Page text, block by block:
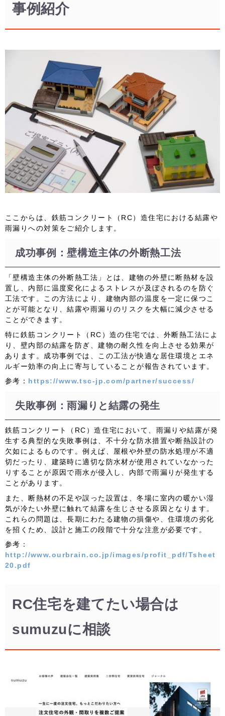
事例紹介
ここからは、鉄筋コンクリート（RC）造住宅における結露や
雨漏りへの対策をご紹介します。
成功事例：壁構造主体の外断熱工法
「壁構造主体の外断熱工法」とは、建物の外壁に断熱材を設
置し、内部に温度変化によるストレスが及ぼされるのを防ぐ
工法です。この方法により、建物内部の温度を一定に保つこ
とが可能となり、結露や雨漏りのリスクを大幅に減少させる
ことができます。
特に鉄筋コンクリート（RC）造の住宅では、外断熱工法によ
り、壁内部の結露を防ぎ、建物の耐久性を向上させる効果が
あります。成功事例では、この工法が快適な居住環境とエネ
ルギー効率の向上に寄与していることが報告されています。
参考： https://www.tsc-jp.com/partner/success/
失敗事例：雨漏りと結露の発生
鉄筋コンクリート（RC）造住宅において、雨漏りや結露が発
生する典型的な失敗事例は、不十分な防水措置や断熱設計の
欠如によるものです。例えば、屋根や外壁の防水処理が不適
切だったり、建築時に適切な防水材が使用されていなかった
りすることが原因で雨水が侵入し、内部で雨漏りが発生する
ことがあります。
また、断熱材の不足や誤った設置は、冬場に室内の暖かい湿
気が冷たい外壁に触れて結露を生じさせる原因となります。
これらの問題は、長期にわたる建物の損傷や、住環境の劣化
を招くため、設計と施工の段階で十分な注意が必要です。
参考：
http://www.ourbrain.co.jp/images/profit_pdf/Tsheet
20.pdf
RC住宅を建てたい場合は
sumuzuに相談